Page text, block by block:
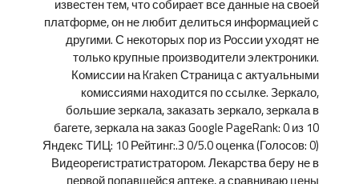
платформе, он не любит делиться информацией с
другими. С некоторых пор из России уходят не
только крупные производители электроники.
Комиссии на Kraken Страница с актуальными
комиссиями находится по ссылке. Зеркало,
большие зеркала, заказать зеркало, зеркала в
багете, зеркала на заказ Google PageRank: 0 из 10
Яндекс ТИЦ: 10 Рейтинг:.3 0/5.0 оценка (Голосов: 0)
Видеорегистратистратором. Лекарства беру не в